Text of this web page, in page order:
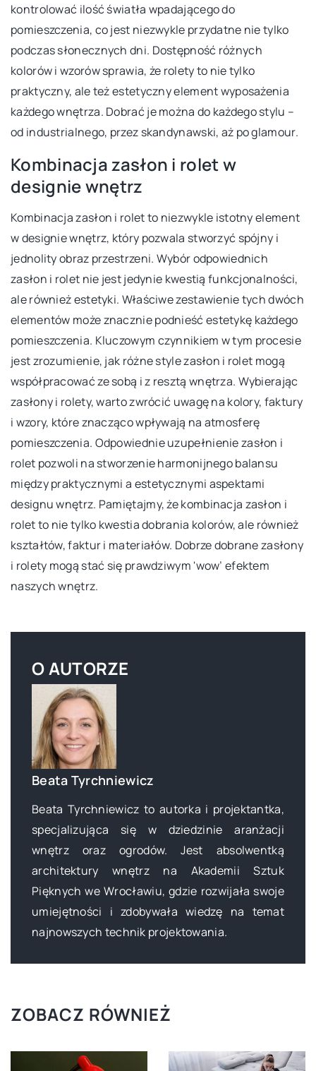
kontrolować ilość światła wpadającego do
pomieszczenia, co jest niezwykle przydatne nie tylko
podczas słonecznych dni. Dostępność różnych
kolorów i wzorów sprawia, że rolety to nie tylko
praktyczny, ale też estetyczny element wyposażenia
każdego wnętrza. Dobrać je można do każdego stylu –
od industrialnego, przez skandynawski, aż po glamour.
Kombinacja zasłon i rolet w
designie wnętrz
Kombinacja zasłon i rolet to niezwykle istotny element
w designie wnętrz, który pozwala stworzyć spójny i
jednolity obraz przestrzeni. Wybór odpowiednich
zasłon i rolet nie jest jedynie kwestią funkcjonalności,
ale również estetyki. Właściwe zestawienie tych dwóch
elementów może znacznie podnieść estetykę każdego
pomieszczenia. Kluczowym czynnikiem w tym procesie
jest zrozumienie, jak różne style zasłon i rolet mogą
współpracować ze sobą i z resztą wnętrza. Wybierając
zasłony i rolety, warto zwrócić uwagę na kolory, faktury
i wzory, które znacząco wpływają na atmosferę
pomieszczenia. Odpowiednie uzupełnienie zasłon i
rolet pozwoli na stworzenie harmonijnego balansu
między praktycznymi a estetycznymi aspektami
designu wnętrz. Pamiętajmy, że kombinacja zasłon i
rolet to nie tylko kwestia dobrania kolorów, ale również
kształtów, faktur i materiałów. Dobrze dobrane zasłony
i rolety mogą stać się prawdziwym 'wow’ efektem
naszych wnętrz.
O AUTORZE
Beata Tyrchniewicz
Beata Tyrchniewicz to autorka i projektantka,
specjalizująca się w dziedzinie aranżacji
wnętrz oraz ogrodów. Jest absolwentką
architektury wnętrz na Akademii Sztuk
Pięknych we Wrocławiu, gdzie rozwijała swoje
umiejętności i zdobywała wiedzę na temat
najnowszych technik projektowania.
ZOBACZ RÓWNIEŻ